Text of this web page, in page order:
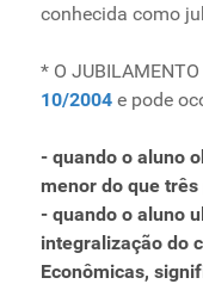
conhecida como
* O
10/2004e pode
- quando o aluno
menor do que
- quando o aluno
integralização do
Econômicas,